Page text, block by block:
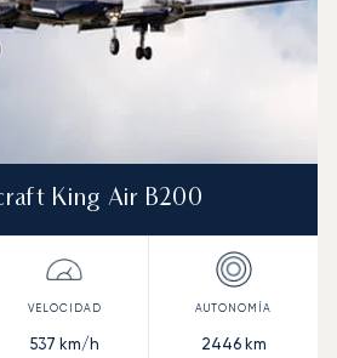
King Air B200
537 km/h 2446km